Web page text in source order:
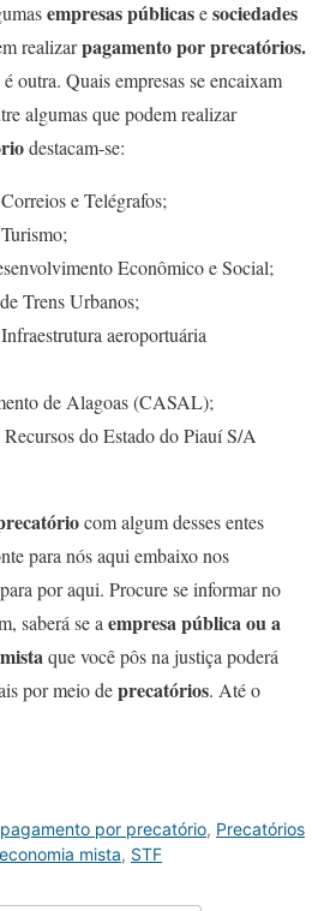
empresas públicasesociedades
realizarpagamento por precatórios.
outra. Quais empresas se encaixam
algumas que podem realizar
destacam-se:
e Telégrafos;
Econômico e Social;
Trens Urbanos;
aeroportuária
de Alagoas (CASAL);
do Estado do Piauí S/A
com algum desses entes
para nós aqui embaixo nos
por aqui. Procure se informar no
saberá se aempresa pública ou a
que você pôs na justiça poderá
por meio deprecatórios. Até o
pagamento por precatório, Precatórios
mista, STF